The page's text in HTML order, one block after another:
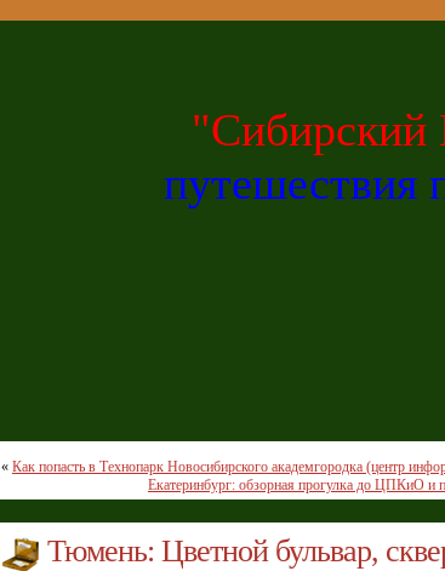
"Сибирский
« Как попасть в Технопарк Новосибирского академгородка (центр
Екатеринбург: обзорная прогулка до ЦПКиО и
Тюмень: Цветной бульвар,